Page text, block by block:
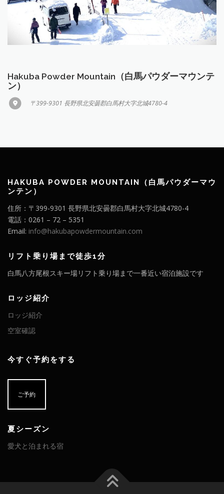
Hakuba Powder Mountain（白馬パウダーマウンテ
ン）
〒399-9301 長野県北安曇郡白馬村大字北城4780-4
HAKUBA POWDER MOUNTAIN（白馬パウダーマウ
ンテン）
住所：〒399-9301 長野県北安曇郡白馬村大字北城4780-4
電話：0261 – 72 – 5351
Email: info@hakubapowdermountain.com
リフト乗り場まで徒歩1分
白馬八方尾根スキー場リフト乗り場まで一番近い宿泊施設です
ロッジ紹介
ロッジ紹介
空室確認
今すぐ予約をする
ご予約
夏シーズン
愛犬と泊まれる宿